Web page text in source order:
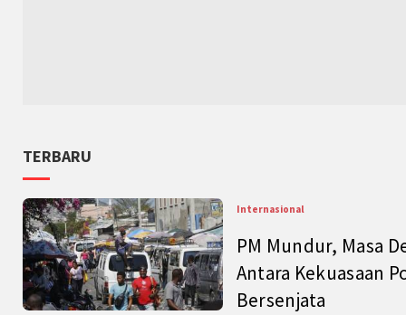
TERBARU
Internasional
PM Mundur, Masa
Antara Kekuasaan
Bersenjata